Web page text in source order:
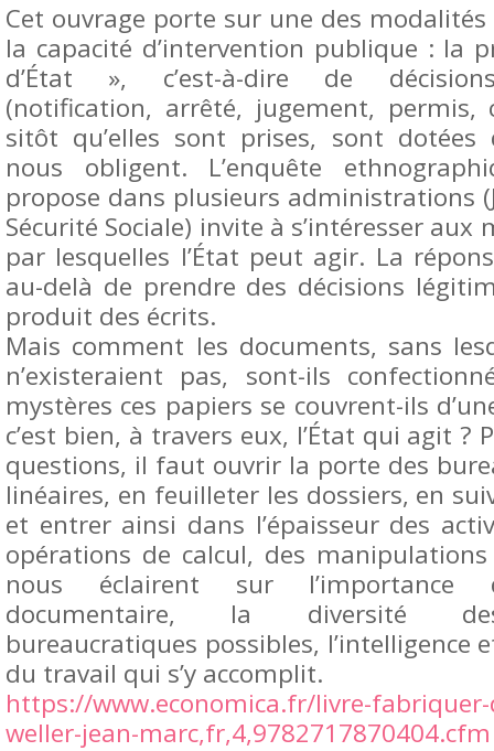
Cet ouvrage porte sur une des
la capacité d’intervention publique : la
d’État », c’est-à-dire de
(notification, arrêté, jugement, permis,
sitôt qu’elles sont prises, sont dotées
nous obligent. L’enquête
propose dans plusieurs administrations
Sécurité Sociale) invite à s’intéresser aux
par lesquelles l’État peut agir. La
au-delà de prendre des décisions
produit des écrits.
Mais comment les documents, sans
n’existeraient pas, sont-ils
mystères ces papiers se couvrent-ils
c’est bien, à travers eux, l’État qui agit ?
questions, il faut ouvrir la porte des
linéaires, en feuilleter les dossiers, en
et entrer ainsi dans l’épaisseur des
opérations de calcul, des
nous éclairent sur l’importance
documentaire, la diversité
bureaucratiques possibles, l’intelligence
du travail qui s’y accomplit.
https://www.economica.fr/livre-
weller-jean-marc,fr,4,9782717870404.cfm